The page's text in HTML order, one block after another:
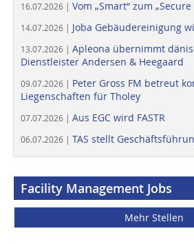
16.07.2026 | Vom „Smart“ zum
14.07.2026 | Joba Gebäudereinigung
13.07.2026 | Apleona übernimmt
Dienstleister Andersen & Heegaard
09.07.2026 | Peter Gross FM betreut
Liegenschaften für Tholey
07.07.2026 | Aus EGC wird FASTR
06.07.2026 | TAS stellt
Facility Management Jobs
Mehr Stellen